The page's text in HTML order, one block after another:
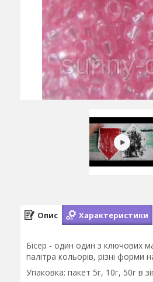
Опис Характеристики
Бісер - один один з ключових
палітра кольорів, різні форми
Упаковка: пакет 5г, 10г, 50г в